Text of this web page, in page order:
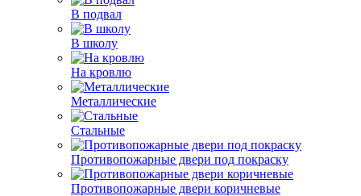
В подвал
В школу
На кровлю
Металлические
Стальные
Противопожарные двери под покраску
Противопожарные двери коричневые